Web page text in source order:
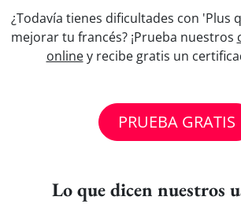
¿Todavía tienes dificultades con 'Plus
mejorar tu francés? ¡Prueba nuestros
onliney recibe gratis un
PRUEBA GRATIS
Lo que dicen nuestros